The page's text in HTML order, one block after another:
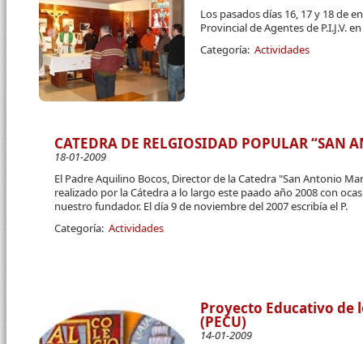
Los pasados días 16, 17 y 18 de
Provincial de Agentes de P.I.J.V.
Categoría: Actividades
CATEDRA DE RELGIOSIDAD POPULAR “SAN
18-01-2009
El Padre Aquilino Bocos, Director de la Catedra "San Antonio
realizado por la Cátedra a lo largo este paado año 2008 con
nuestro fundador. El día 9 de noviembre del 2007 escribía el P.
Categoría: Actividades
Proyecto Educativo de
(PECU)
14-01-2009